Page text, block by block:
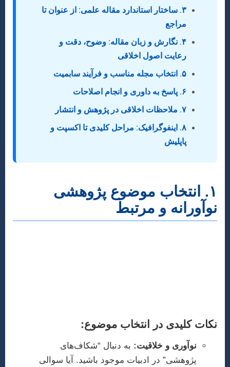
۳. ساختار استاندارد مقاله علمی: از عنوان تا
مراجع
۴. نگارش و زبان مقاله: وضوح، دقت و
رعایت اصول اخلاقی
۵. انتخاب مجله مناسب و فرآیند سابمیت
۶. پاسخ به داوری و انجام اصلاحات
۷. ملاحظات اخلاقی در پژوهش و انتشار
۸. اینفوگرافیک: مراحل کلیدی تا اکسپت و
پاپلیش
۱. انتخاب موضوع پژوهشی
نوآورانه و مرتبط
نکات کلیدی در انتخاب موضوع:
نوآوری و خلاقیت: به دنبال “شکاف‌های
پژوهشی” در ادبیات موجود باشید. آیا سوالی